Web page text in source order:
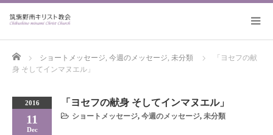
Home ショートメッセージ, 今週のメッセージ, 未分類
「ヨセフの献
身 そしてインマヌエル」
2016
11
Dec
「ヨセフの献身 そしてインマヌエル」
ショートメッセージ, 今週のメッセージ, 未分類